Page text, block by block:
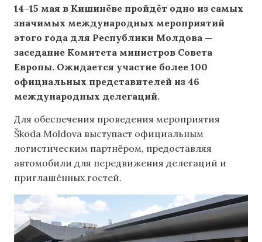
14–15 мая в Кишинёве пройдёт одно из самых
значимых международных мероприятий
этого года для Республики Молдова —
заседание Комитета министров Совета
Европы. Ожидается участие более 100
официальных представителей из 46
международных делегаций.
Для обеспечения проведения мероприятия
Škoda Moldova выступает официальным
логистическим партнёром, предоставляя
автомобили для передвижения делегаций и
приглашённых гостей.